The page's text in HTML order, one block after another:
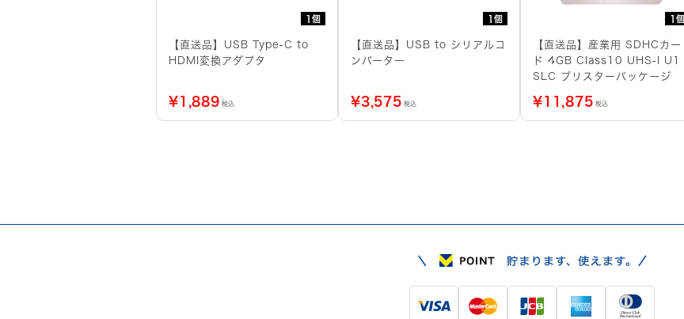
1個
【直送品】USB Type-C to
HDMI変換アダプタ
¥1,889 税込
1個
【直送品】USB to シリアルコ
ンバーター
¥3,575 税込
1個
【直送品】産業用 SDHCカー
ド 4GB Class10 UHS-I U1
SLC ブリスターパッケージ
¥11,875 税込